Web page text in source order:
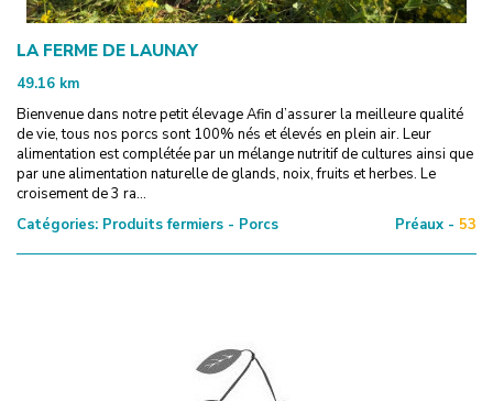
LA FERME DE LAUNAY
49.16 km
Bienvenue dans notre petit élevage Afin d’assurer la meilleure qualité
de vie, tous nos porcs sont 100% nés et élevés en plein air. Leur
alimentation est complétée par un mélange nutritif de cultures ainsi que
par une alimentation naturelle de glands, noix, fruits et herbes. Le
croisement de 3 ra...
Catégories: Produits fermiers - Porcs Préaux - 53